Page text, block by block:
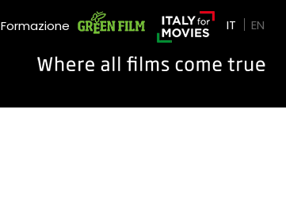
Formazione Green Film IT EN